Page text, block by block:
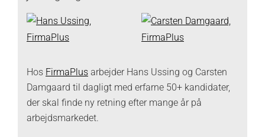
Hos FirmaPlus arbejder Hans Ussing og Carsten
Damgaard til dagligt med erfarne 50+ kandidater,
der skal finde ny retning efter mange år på
arbejdsmarkedet.